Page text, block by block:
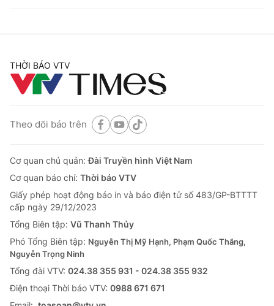
THỜI BÁO VTV
Theo dõi báo trên
Cơ quan chủ quản:Đài Truyền hình Việt Nam
Cơ quan báo chí: Thời báo VTV
Giấy phép hoạt động báo in và báo điện tử số 483/GP-BTTTT
cấp ngày 29/12/2023
Tổng Biên tập: Vũ Thanh Thủy
Phó Tổng Biên tập: Nguyễn Thị Mỹ Hạnh, Phạm Quốc Thắng,
Nguyễn Trọng Ninh
Tổng đài VTV: 024.38 355 931 - 024.38 355 932
Ðiện thoại Thời báo VTV: 0988 671 671